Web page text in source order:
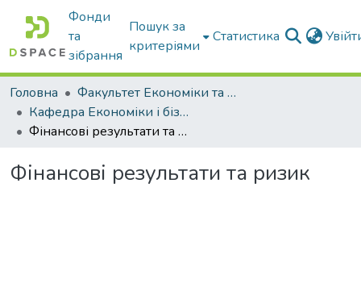
Фонди
та
зібрання
Пошук за
критеріями
Статистика
Головна
Факультет Економіки та бізнесу
Кафедра Економіки і бізнесу
Фінансові результати та ризик
Фінансові результати та ризик